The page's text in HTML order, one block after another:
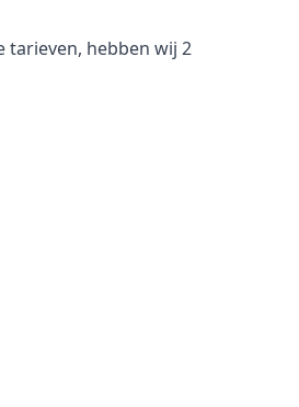
tarieven, hebben wij 2